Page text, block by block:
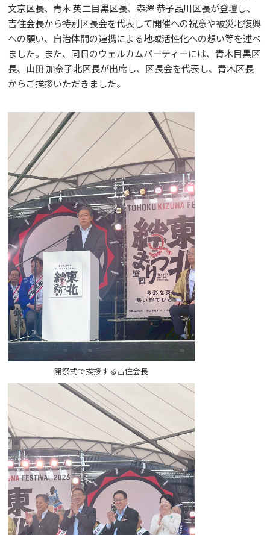
文京区長、青木 英二目黒区長、森澤 恭子品川区長が登壇し、
吉住会長から特別区長会を代表して開催への祝意や被災地復興
への願い、自治体間の連携による地域活性化への想い等を述べ
ました。また、同日のウェルカムパーティーには、青木目黒区
長、山田 加奈子北区長が出席し、区長会を代表し、青木区長
からご挨拶いただきました。
開祭式で挨拶する吉住会長